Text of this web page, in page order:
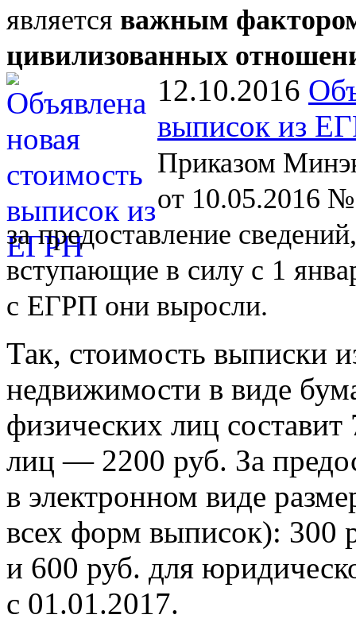
является важным
цивилизованных
12.10.2016
выписок из
Приказом
от 10.05.2016 №
за предоставление
вступающие в силу с 1
с ЕГРП они выросли.
Так, стоимость выписки
недвижимости в виде
физических лиц
лиц — 2200 руб. За
в электронном виде
всех форм выписок): 300
и 600 руб. для
с 01.01.2017.